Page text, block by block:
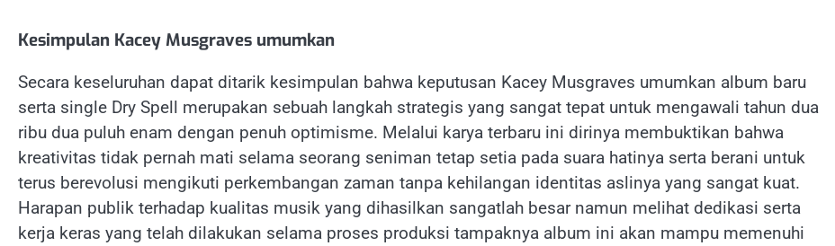
Kesimpulan Kacey Musgraves umumkan
Secara keseluruhan dapat ditarik kesimpulan bahwa keputusan Kacey Musgraves umumkan album baru
serta single Dry Spell merupakan sebuah langkah strategis yang sangat tepat untuk mengawali tahun dua
ribu dua puluh enam dengan penuh optimisme. Melalui karya terbaru ini dirinya membuktikan bahwa
kreativitas tidak pernah mati selama seorang seniman tetap setia pada suara hatinya serta berani untuk
terus berevolusi mengikuti perkembangan zaman tanpa kehilangan identitas aslinya yang sangat kuat.
Harapan publik terhadap kualitas musik yang dihasilkan sangatlah besar namun melihat dedikasi serta
kerja keras yang telah dilakukan selama proses produksi tampaknya album ini akan mampu memenuhi